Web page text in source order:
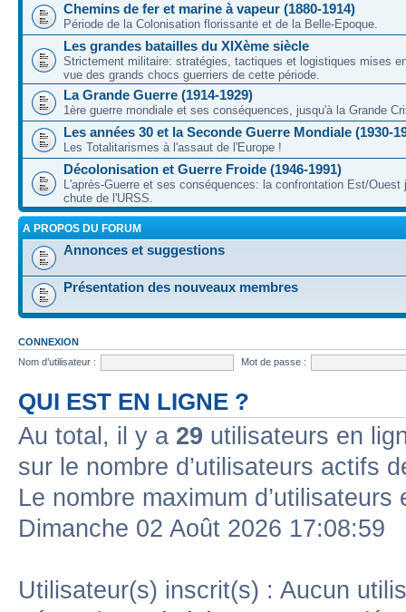
Chemins de fer et marine à vapeur (1880-1914)
Période de la Colonisation florissante et de la Belle-Epoque.
Les grandes batailles du XIXème siècle
Strictement militaire: stratégies, tactiques et logistiques mises
vue des grands chocs guerriers de cette période.
La Grande Guerre (1914-1929)
1ère guerre mondiale et ses conséquences, jusqu'à la Grande
Les années 30 et la Seconde Guerre Mondiale (1930-
Les Totalitarismes à l'assaut de l'Europe !
Décolonisation et Guerre Froide (1946-1991)
L'après-Guerre et ses conséquences: la confrontation Est/Ouest
chute de l'URSS.
A PROPOS DU FORUM
Annonces et suggestions
Présentation des nouveaux membres
CONNEXION
Nom d’utilisateur :
Mot de passe :
QUI EST EN LIGNE ?
Au total, il y a 29 utilisateurs en
sur le nombre d’utilisateurs actifs
Le nombre maximum
Dimanche 02 Août 2026 17:08:59
Utilisateur(s) inscrit(s) : Aucun